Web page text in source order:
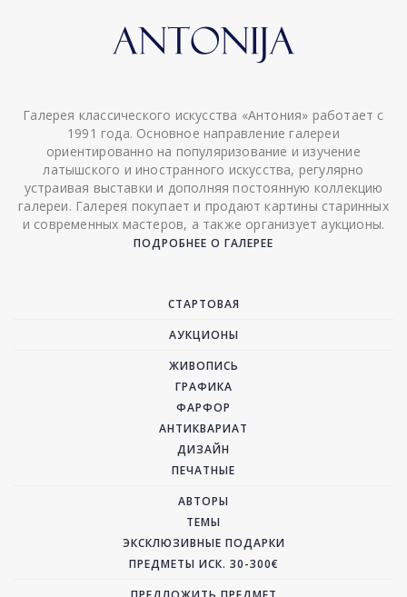
Галерея классического искусства «Антония» работает с
1991 года. Основное направление галереи
ориентированно на популяризование и изучение
латышского и иностранного искусства, регулярно
устраивая выставки и дополняя постоянную коллекцию
галереи. Галерея покупает и продают картины старинных
и современных мастеров, а также организует аукционы.
ПОДРОБНЕЕ О ГАЛЕРЕЕ
СТАРТОВАЯ
АУКЦИОНЫ
ЖИВОПИСЬ
ГРАФИКА
ФАРФОР
АНТИКВАРИАТ
ДИЗАЙН
ПЕЧАТНЫЕ
АВТОРЫ
ТЕМЫ
ЭКСКЛЮЗИВНЫЕ ПОДАРКИ
ПРЕДМЕТЫ ИСК. 30-300€